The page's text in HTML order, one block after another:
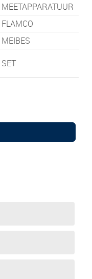
MEETAPPARATUUR
FLAMCO
MEIBES
SET